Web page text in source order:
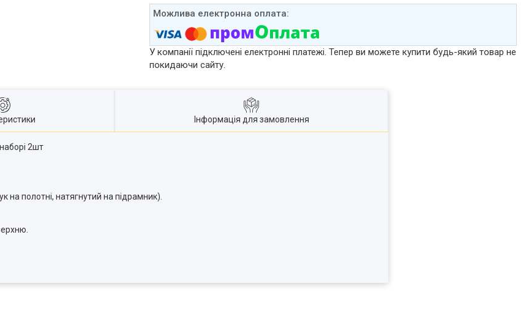
У компанії підключені електронні платежі. Тепер ви можете купити будь-який товар не
покидаючи сайту.
Інформація для замовлення
2шт
на полотні, натягнутий на підрамник).